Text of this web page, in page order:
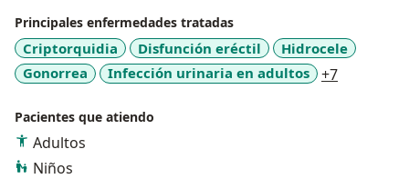
Principales enfermedades tratadas
Criptorquidia Disfunción eréctil
Hidrocele
Gonorrea
Infección urinaria en adultos +7
Pacientes que atiendo
Adultos
Niños